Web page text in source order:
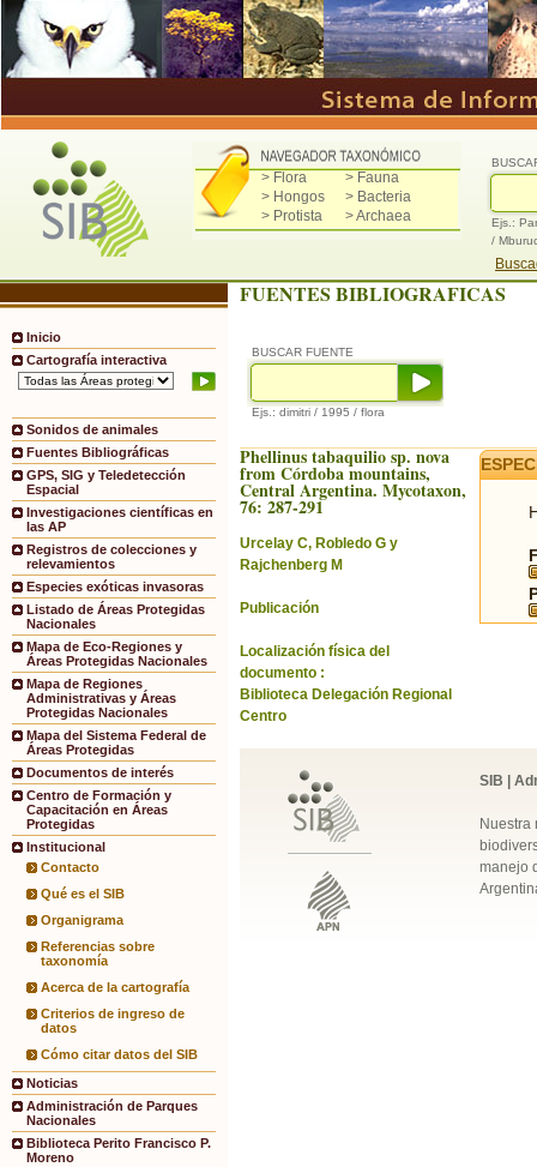
> Flora
> Fauna
> Hongos
> Bacteria
> Protista
> Archaea
Ejs.:
/
Inicio
Cartografía interactiva
Sonidos de animales
Fuentes Bibliográficas
GPS, SIG y Teledetección
Espacial
Investigaciones científicas en
las AP
Registros de colecciones y
relevamientos
Especies exóticas invasoras
Listado de Áreas Protegidas
Nacionales
Mapa de Eco-Regiones y
Áreas Protegidas Nacionales
Mapa de Regiones
Administrativas y Áreas
Protegidas Nacionales
Mapa del Sistema Federal de
Áreas Protegidas
Documentos de interés
Centro de Formación y
Capacitación en Áreas
Protegidas
Institucional
Contacto
Qué es el SIB
Organigrama
Referencias sobre
taxonomía
Acerca de la cartografía
Criterios de ingreso de
datos
Cómo citar datos del SIB
Noticias
Administración de Parques
Nacionales
Biblioteca Perito Francisco P.
Moreno
FUENTES BIBLIOGRAFICAS
BUSCAR FUENTE
Ejs.: dimitri / 1995 / flora
Phellinus tabaquilio sp. nova
from Córdoba mountains,
Central Argentina. Mycotaxon,
76: 287-291
Urcelay C, Robledo G y
Rajchenberg M
Publicación
Localización física del
documento :
Biblioteca Delegación Regional
Centro
SIB |
Nuestra
manejo